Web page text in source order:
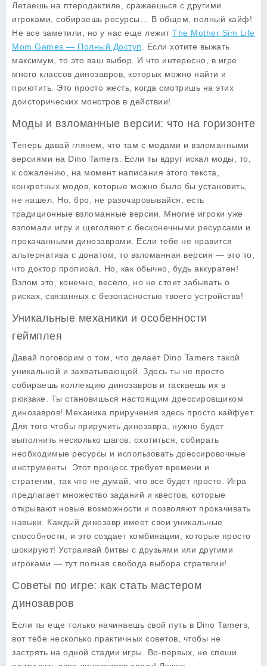
Летаешь на птеродактиле, сражаешься с другими
игроками, собираешь ресурсы… В общем, полный кайф!
Не все заметили, но у нас еще лежит The Mother Sim Life
Mom Games — Полный Доступ . Если хотите выжать
максимум, то это ваш выбор. И что интересно, в игре
много классов динозавров, которых можно найти и
приютить. Это просто жесть, когда смотришь на этих
доисторических монстров в действии!
Моды и взломанные версии: что на горизонте
Теперь давай глянем, что там с модами и взломанными
версиями на Dino Tamers . Если ты вдруг искал моды, то,
к сожалению, на момент написания этого текста,
конкретных модов, которые можно было бы установить,
не нашел. Но, бро, не разочаровывайся, есть
традиционные взломанные версии. Многие игроки уже
взломали игру и щеголяют с бесконечными ресурсами и
прокачанными динозаврами. Если тебе не нравится
альтернатива с донатом, то взломанная версия — это то,
что доктор прописал. Но, как обычно, будь аккуратен!
Взлом это, конечно, весело, но не стоит забывать о
рисках, связанных с безопасностью твоего устройства!
Уникальные механики и особенности
геймплея
Давай поговорим о том, что делает Dino Tamers такой
уникальной и захватывающей. Здесь ты не просто
собираешь коллекцию динозавров и таскаешь их в
рюкзаке. Ты становишься настоящим дрессировщиком
динозавров! Механика приручения здесь просто кайфует.
Для того чтобы приручить динозавра, нужно будет
выполнить несколько шагов: охотиться, собирать
необходимые ресурсы и использовать дрессировочные
инструменты . Этот процесс требует времени и
стратегии, так что не думай, что все будет просто. Игра
предлагает множество заданий и квестов, которые
открывают новые возможности и позволяют прокачивать
навыки. Каждый динозавр имеет свои уникальные
способности, и это создает комбинации, которые просто
шокируют! Устраивай битвы с друзьями или другими
игроками — тут полная свобода выбора стратегии!
Советы по игре: как стать мастером
динозавров
Если ты еще только начинаешь свой путь в Dino Tamers
вот тебе несколько практичных советов, чтобы не
застрять на одной стадии игры. Во-первых, не спеши